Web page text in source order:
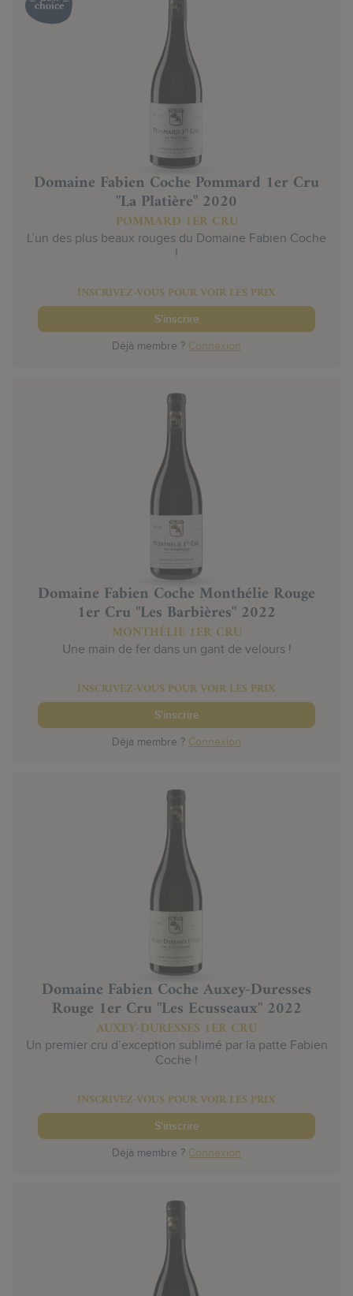
Domaine Fabien Coche Pommard 1er Cru
"La Platière" 2020
POMMARD 1ER CRU
L’un des plus beaux rouges du Domaine Fabien Coche
!
INSCRIVEZ-VOUS POUR VOIR LES PRIX
S'inscrire
Déjà membre ? Connexion
Domaine Fabien Coche Monthélie Rouge
1er Cru "Les Barbières" 2022
MONTHÉLIE 1ER CRU
Une main de fer dans un gant de velours !
INSCRIVEZ-VOUS POUR VOIR LES PRIX
S'inscrire
Déjà membre ? Connexion
Domaine Fabien Coche Auxey-Duresses
Rouge 1er Cru "Les Ecusseaux" 2022
AUXEY-DURESSES 1ER CRU
Un premier cru d’exception sublimé par la patte Fabien
Coche !
INSCRIVEZ-VOUS POUR VOIR LES PRIX
S'inscrire
Déjà membre ? Connexion